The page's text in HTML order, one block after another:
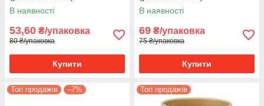
В наявності
53,60 ₴/упаковка
80 ₴/упаковка
Купити
В наявності
69 ₴/упаковка
75 ₴/упаковка
Купити
Топ продажів –7% Топ продажів